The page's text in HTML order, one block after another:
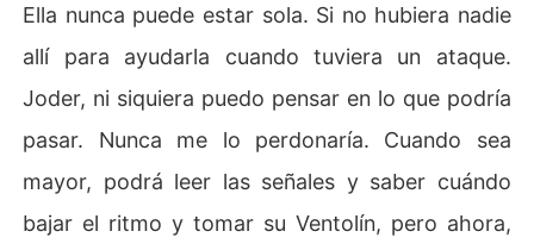
Ella nunca puede estar sola. Si no hubiera nadie
allí para ayudarla cuando tuviera un ataque.
Joder, ni siquiera puedo pensar en lo que podría
pasar. Nunca me lo perdonaría. Cuando sea
mayor, podrá leer las señales y saber cuándo
bajar el ritmo y tomar su Ventolín, pero ahora,